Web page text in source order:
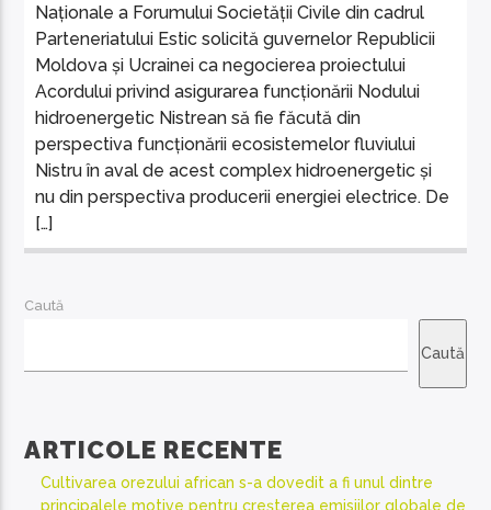
Naționale a Forumului Societății Civile din cadrul
Parteneriatului Estic solicită guvernelor Republicii
Moldova și Ucrainei ca negocierea proiectului
Acordului privind asigurarea funcționării Nodului
hidroenergetic Nistrean să fie făcută din
perspectiva funcționării ecosistemelor fluviului
Nistru în aval de acest complex hidroenergetic și
nu din perspectiva producerii energiei electrice. De
[…]
Caută
Caută
ARTICOLE RECENTE
Cultivarea orezului african s-a dovedit a fi unul dintre
principalele motive pentru creșterea emisiilor globale de